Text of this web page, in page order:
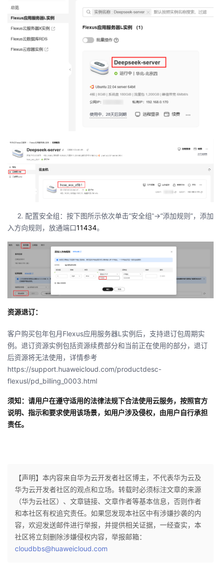
2. 配置安全组：按下图所示依次单击“安全组”->“添加规则”，添加
入方向规则，放通端口11434。
资源退订：
客户购买包年包月Flexus应用服务器L 实例后，支持退订包周期实
例。退订资源实例包括资源续费部分和当前正在使用的部分，退订
后资源将无法使用，详情参考
https://support.huaweicloud.com/productdesc-
flexusl/pd_billing_0003.html
须知：请用户在遵守适用的法律法规下合法使用云服务，按照官方
说明、指示和要求使用该场景，如用户涉及侵权，由用户自行承担
责任。
【声明】本内容来自华为云开发者社区博主，不代表华为云及
华为云开发者社区的观点和立场。转载时必须标注文章的来源
（华为云社区）、文章链接、文章作者等基本信息，否则作者
和本社区有权追究责任。如果您发现本社区中有涉嫌抄袭的内
容，欢迎发送邮件进行举报，并提供相关证据，一经查实，本
社区将立刻删除涉嫌侵权内容，举报邮箱：
cloudbbs@huaweicloud.com